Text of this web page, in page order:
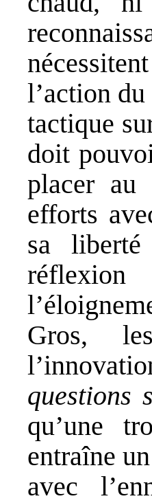
l’action
tactique
doit
placer au
efforts
sa
Gros, les
questions
qu’une
entraîne
avec